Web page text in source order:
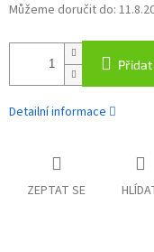
Můžeme doručit do:
Detailní informace
ZEPTAT SE